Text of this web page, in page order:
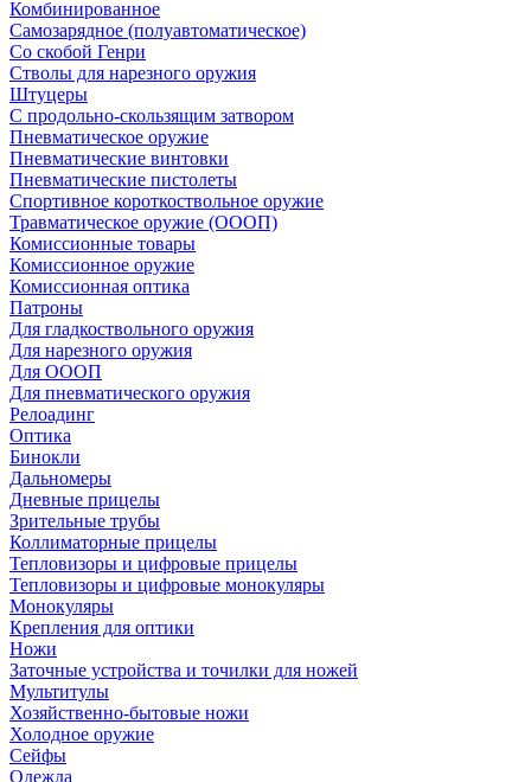
Комбинированное
Самозарядное (полуавтоматическое)
Со скобой Генри
Стволы для нарезного оружия
Штуцеры
С продольно-скользящим затвором
Пневматическое оружие
Пневматические винтовки
Пневматические пистолеты
Спортивное короткоствольное оружие
Травматическое оружие (ОООП)
Комиссионные товары
Комиссионное оружие
Комиссионная оптика
Патроны
Для гладкоствольного оружия
Для нарезного оружия
Для ОООП
Для пневматического оружия
Релоадинг
Оптика
Бинокли
Дальномеры
Дневные прицелы
Зрительные трубы
Коллиматорные прицелы
Тепловизоры и цифровые прицелы
Тепловизоры и цифровые монокуляры
Монокуляры
Крепления для оптики
Ножи
Заточные устройства и точилки для ножей
Мультитулы
Хозяйственно-бытовые ножи
Холодное оружие
Сейфы
Одежда